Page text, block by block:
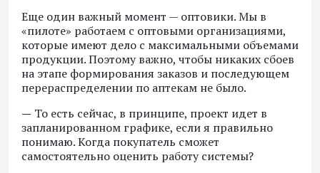
Еще один важный момент — оптовики. Мы в
«пилоте» работаем с оптовыми организациями,
которые имеют дело с максимальными объемами
продукции. Поэтому важно, чтобы никаких сбоев
на этапе формирования заказов и последующем
перераспределении по аптекам не было.
— То есть сейчас, в принципе, проект идет в
запланированном графике, если я правильно
понимаю. Когда покупатель сможет
самостоятельно оценить работу системы?